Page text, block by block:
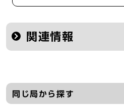
関連情報
同じ局から探す